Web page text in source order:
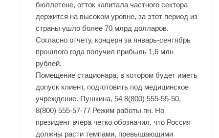
бюллетене, отток капитала частного сектора
держится на высоком уровне, за этот период из
страны ушло более 70 млрд долларов.
Согласно отчету, концерн за январь-сентябрь
прошлого года получил прибыль 1,6 млн
рублей.
Помещение стационара, в котором будет иметь
допуск клиент, подготовить под медицинское
учреждение. Пушкина, 54 8(800) 555-55-50,
8(800) 555-57-77 Режим работы пн. Но
президент вчера четко обозначил, что Россия
должны расти темпами, превышающими